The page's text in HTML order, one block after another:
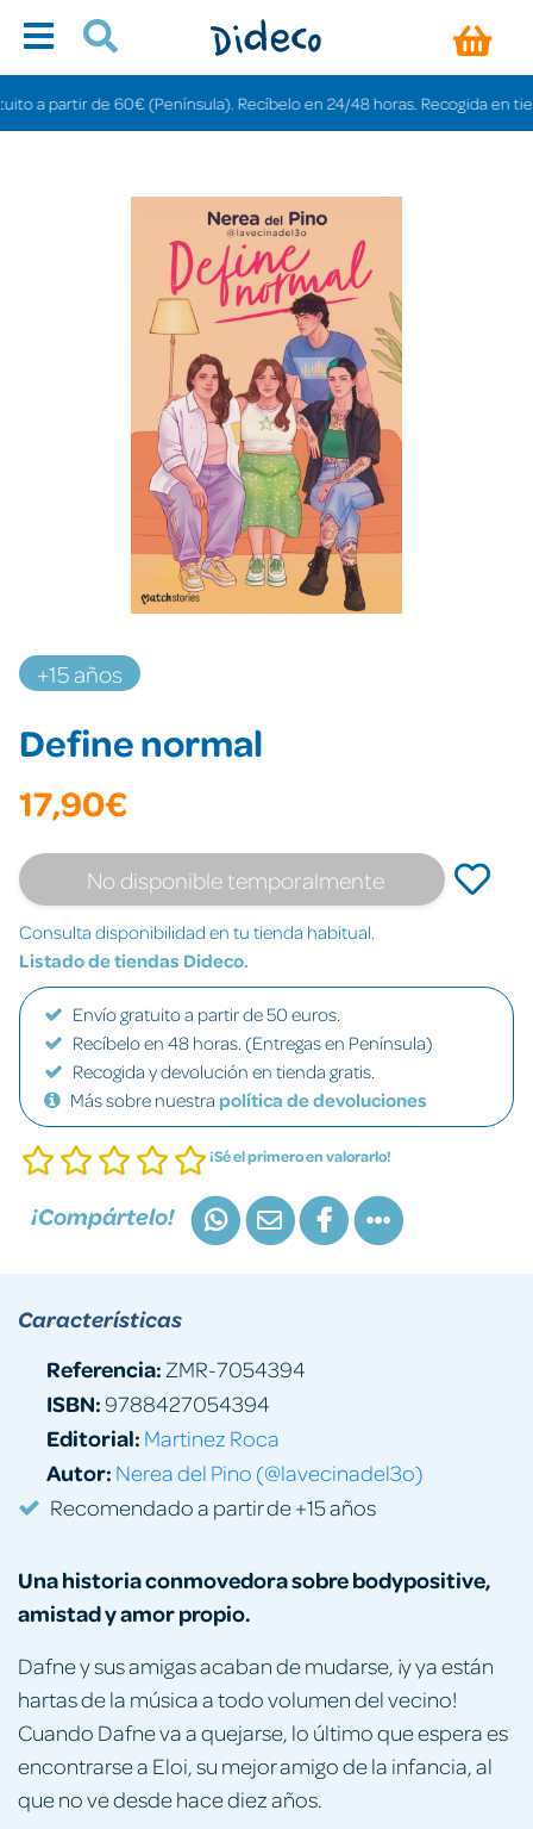
partir de 60€ (Península). Recíbelo en 24/48 horas. Recogida en
+15 años
Define normal
17,90€
No disponible temporalmente
Consulta disponibilidad en tu tienda habitual.
Listado de tiendas Dideco.
Envío gratuito a partir de 50 euros.
Recíbelo en 48 horas. (Entregas en Península)
Recogida y devolución en tienda gratis.
Más sobre nuestra política de devoluciones
¡Sé el primero en valorarlo!
¡Compártelo!
Una historia conmovedora sobre bodypositive,
amistad y amor propio.
Dafne y sus amigas acaban de mudarse, ¡y ya están
hartas de la música a todo volumen del vecino!
Cuando Dafne va a quejarse, lo último que espera es
encontrarse a Eloi, su mejor amigo de la infancia, al
que no ve desde hace diez años.
Características
Referencia: ZMR-7054394
ISBN:9788427054394
Editorial: Martinez Roca
Autor: Nerea del Pino (@lavecinadel3o)
Recomendado a partir de +15 años